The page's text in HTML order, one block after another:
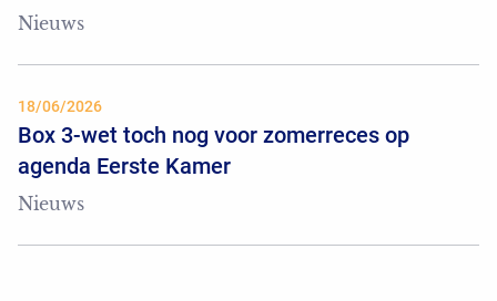
Nieuws
18/06/2026
Box 3-wet toch nog voor zomerreces op
agenda Eerste Kamer
Nieuws